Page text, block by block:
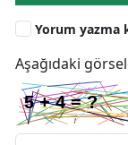
Yorum yazma
Aşağıdaki